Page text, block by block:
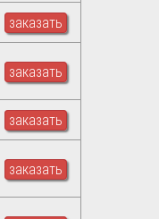
заказать
заказать
заказать
заказать